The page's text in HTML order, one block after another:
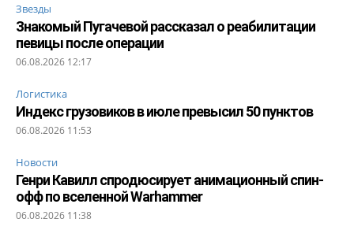
Звезды
Знакомый Пугачевой рассказал о реабилитации
певицы после операции
06.08.2026 12:17
Логистика
Индекс грузовиков в июле превысил 50 пунктов
06.08.2026 11:53
Новости
Генри Кавилл спродюсирует анимационный спин-
офф по вселенной Warhammer
06.08.2026 11:38